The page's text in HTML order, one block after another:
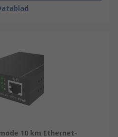
mode 10 km Ethernet-